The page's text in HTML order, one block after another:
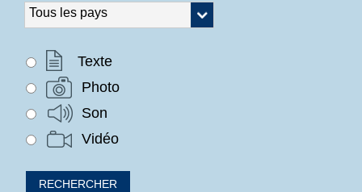
Texte
Photo
Son
Vidéo